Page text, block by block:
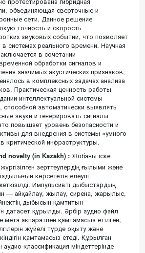
объединяющая сверточные и
сети. Данное решение
точность и скорость
звуковых событий, что позволяет
системах реального времени. Научная
в сочетании
обработки сигналов и
значимых акустических признаков,
в комплексных задачах анализа
Практическая ценность работы
интеллектуальной системы
способной автоматически выявлять
звуки и генерировать сигналы
повышает уровень безопасности и
для внедрения в системы «умного
критической инфраструктуры.
novelty (in Kazakh) : Жобаны іске
зерттеулердің ғылыми және
көрсететін елеулі
Импульсивті дыбыстардың
— айқайлау, жылау, сирена, жарылыс,
дыбысын қамтитын
датасет құрылды. Әрбір аудио файл
мета ақпаратпен қамтамасыз етілген,
жүйелі түрде оқыту және
қамтамасыз етеді. Құрылған
классификация міндеттерінде